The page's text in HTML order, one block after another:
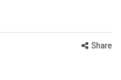
Share